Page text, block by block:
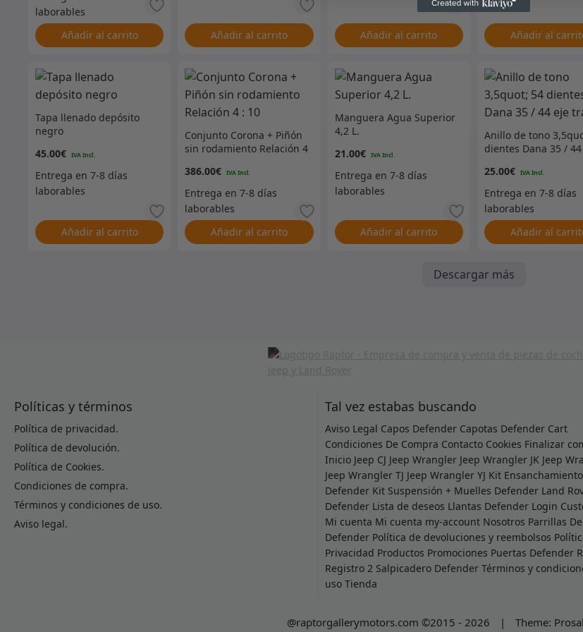
Añadir al carrito Añadir al carrito Añadir al carrito Añadir al
Tapa llenado depósito
negro
45.00€
Añadir al carrito
Conjunto Corona + Piñón
sin rodamiento Relación 4
386.00€
Añadir al carrito
Manguera Agua Superior
4,2 L.
21.00€
Añadir al carrito
Anillo de tono
dientes Dana 35 /
25.00€
Añadir al
Descargar más
Políticas y términos
Política de privacidad.
Política de devolución.
Política de Cookies.
Condiciones de compra.
Términos y condiciones de uso.
Aviso legal.
Tal vez estabas buscando
Aviso Legal Capos Defender Capotas Defender Cart
Condiciones De Compra Contacto Cookies Finalizar
Inicio Jeep CJ Jeep Wrangler Jeep Wrangler JK Jeep
Jeep Wrangler TJ Jeep Wrangler YJ Kit Ensanchamiento
Defender Kit Suspensión + Muelles Defender Land
Defender Lista de deseos Llantas Defender Login
Mi cuenta Mi cuenta my-account Nosotros Parrillas
Defender Política de devoluciones y reembolsos
Privacidad Productos Promociones Puertas Defender
Registro 2 Salpicadero Defender Términos y
uso Tienda
@raptorgallerymotors.com ©2015 - 2026 | Theme: